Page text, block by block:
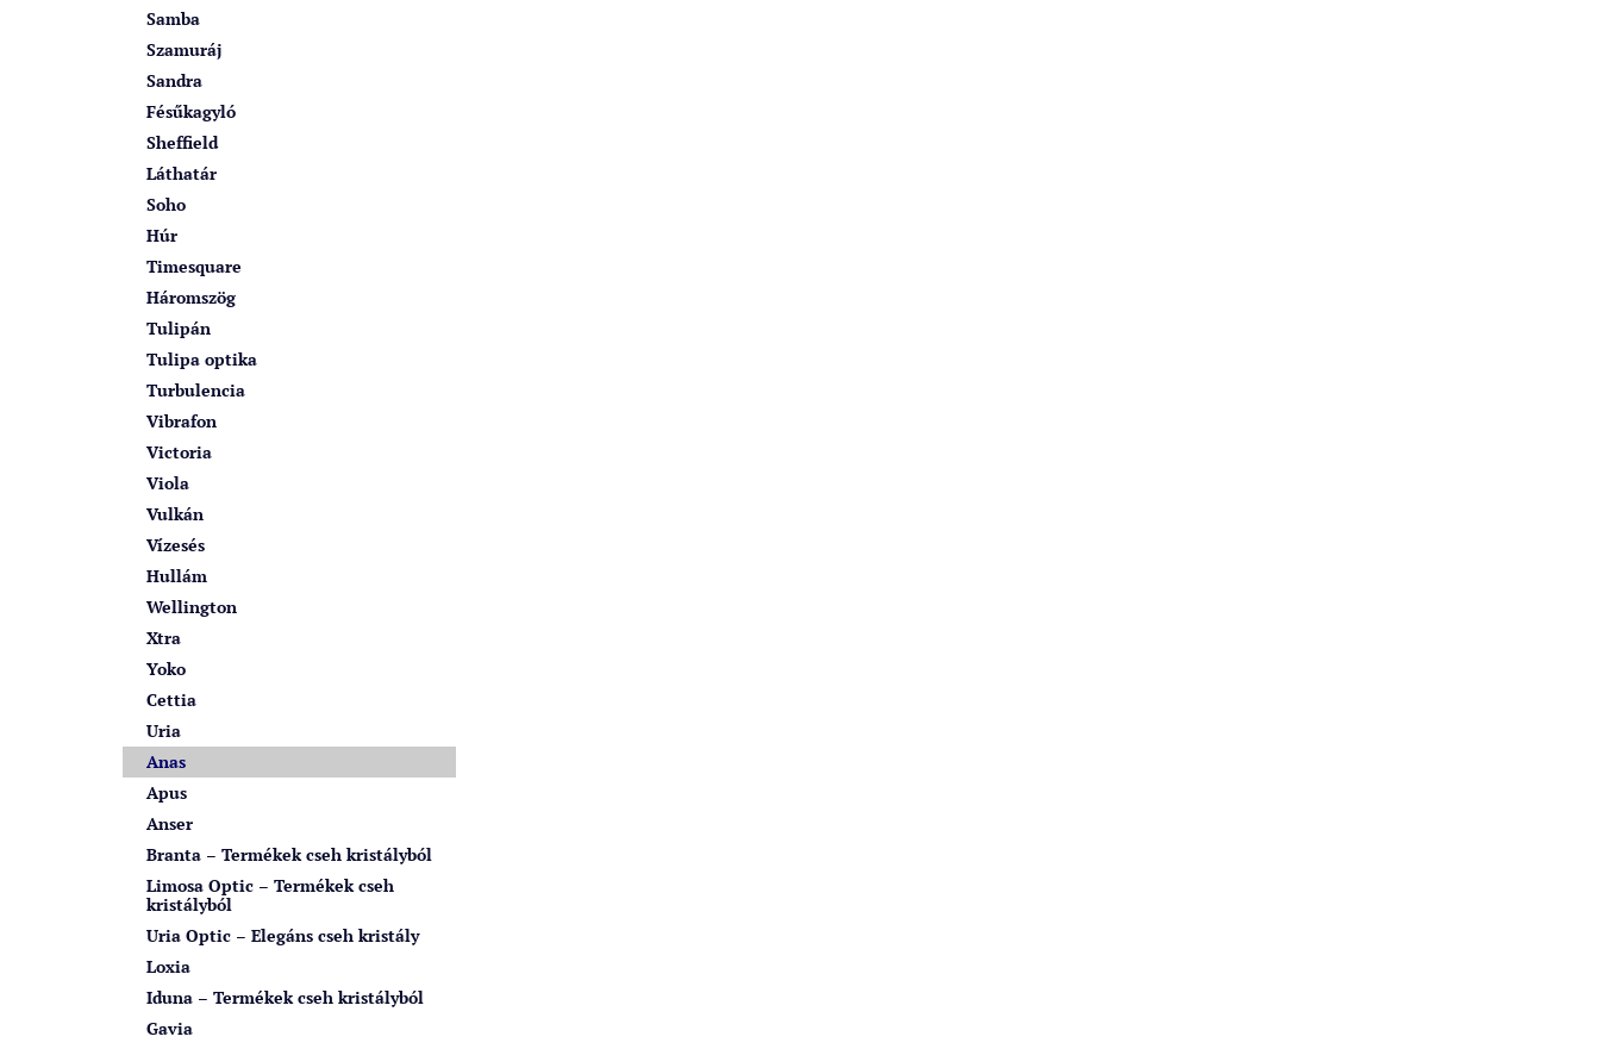
Samba
Szamuráj
Sandra
Fésűkagyló
Sheffield
Láthatár
Soho
Húr
Timesquare
Háromszög
Tulipán
Tulipa optika
Turbulencia
Vibrafon
Victoria
Viola
Vulkán
Vízesés
Hullám
Wellington
Xtra
Yoko
Cettia
Uria
Anas
Apus
Anser
Branta – Termékek cseh kristályból
Limosa Optic – Termékek cseh
kristályból
Uria Optic – Elegáns cseh kristály
Loxia
Iduna – Termékek cseh kristályból
Gavia